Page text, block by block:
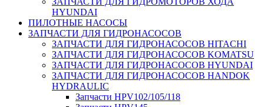
HYUNDAI
ПИЛОТНЫЕ НАСОСЫ
ЗАПЧАСТИ ДЛЯ ГИДРОНАСОСОВ
ЗАПЧАСТИ ДЛЯ ГИДРОНАСОСОВ HITACHI
ЗАПЧАСТИ ДЛЯ ГИДРОНАСОСОВ KOMATSU
ЗАПЧАСТИ ДЛЯ ГИДРОНАСОСОВ HYUNDAI
ЗАПЧАСТИ ДЛЯ ГИДРОНАСОСОВ HANDOK
HYDRAULIC
Запчасти HPV102/105/118